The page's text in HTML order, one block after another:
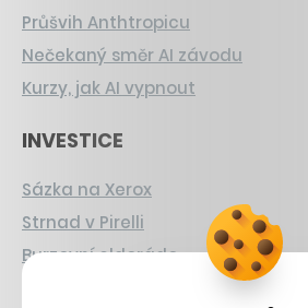
Průšvih Anthtropicu
Nečekaný směr AI závodu
Kurzy, jak AI vypnout
INVESTICE
Sázka na Xerox
Strnad v Pirelli
Burzovní eldorádo